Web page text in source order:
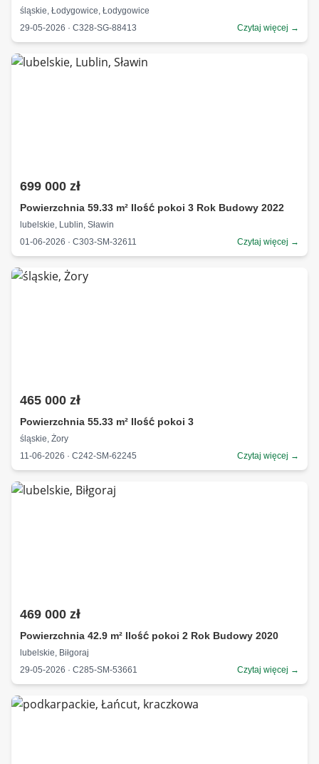
śląskie, Łodygowice, Łodygowice
29-05-2026 · C328-SG-88413
Czytaj więcej →
699 000 zł
Powierzchnia 59.33 m² Ilość pokoi 3 Rok Budowy 2022
lubelskie, Lublin, Sławin
01-06-2026 · C303-SM-32611
Czytaj więcej →
465 000 zł
Powierzchnia 55.33 m² Ilość pokoi 3
śląskie, Żory
11-06-2026 · C242-SM-62245
Czytaj więcej →
469 000 zł
Powierzchnia 42.9 m² Ilość pokoi 2 Rok Budowy 2020
lubelskie, Biłgoraj
29-05-2026 · C285-SM-53661
Czytaj więcej →